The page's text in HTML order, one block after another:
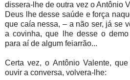
dissera-lhe de outra vez o Antônio
Deus lhe desse saúde e força
que caía nessa, – a não ser, já se
a covinha, que lhe desse o
para aí de algum feiarrão...
Certa vez, o Antônio Valente,
ouvir a conversa, volvera-lhe: